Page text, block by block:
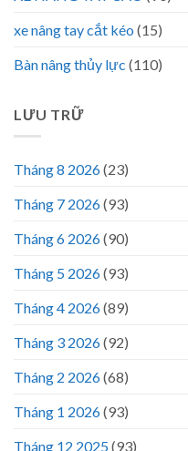
xe nâng tay cắt kéo (15)
Bàn nâng thủy lực (110)
LƯU TRỮ
Tháng 8 2026(23)
Tháng 7 2026(93)
Tháng 6 2026(90)
Tháng 5 2026(93)
Tháng 4 2026(89)
Tháng 3 2026(92)
Tháng 2 2026(68)
Tháng 1 2026(93)
Tháng 12 2025(93)